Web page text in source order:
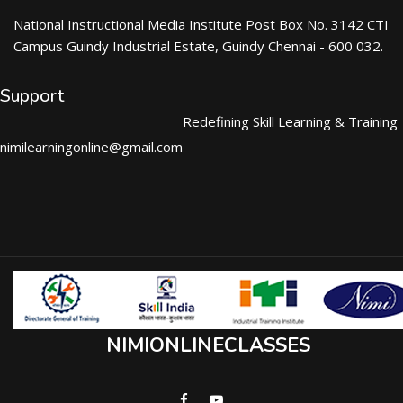
National Instructional Media Institute Post Box No. 3142 CTI
Campus Guindy Industrial Estate, Guindy Chennai - 600 032.
Support
nimilearningonline@gmail.com
Redefining Skill Learning & Training
NIMIONLINECLASSES